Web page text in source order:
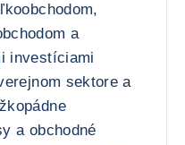
a
investíciami
sektore a
a obchodné